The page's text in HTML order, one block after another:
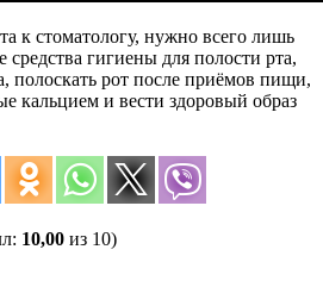
к стоматологу, нужно всего лишь
гигиены для полости рта,
полоскать рот после приёмов пищи,
кальцием и вести здоровый образ
10,00 из 10)